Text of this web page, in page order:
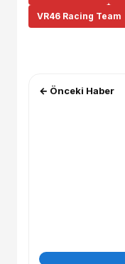
VR46 Racing Team
← Önceki Haber